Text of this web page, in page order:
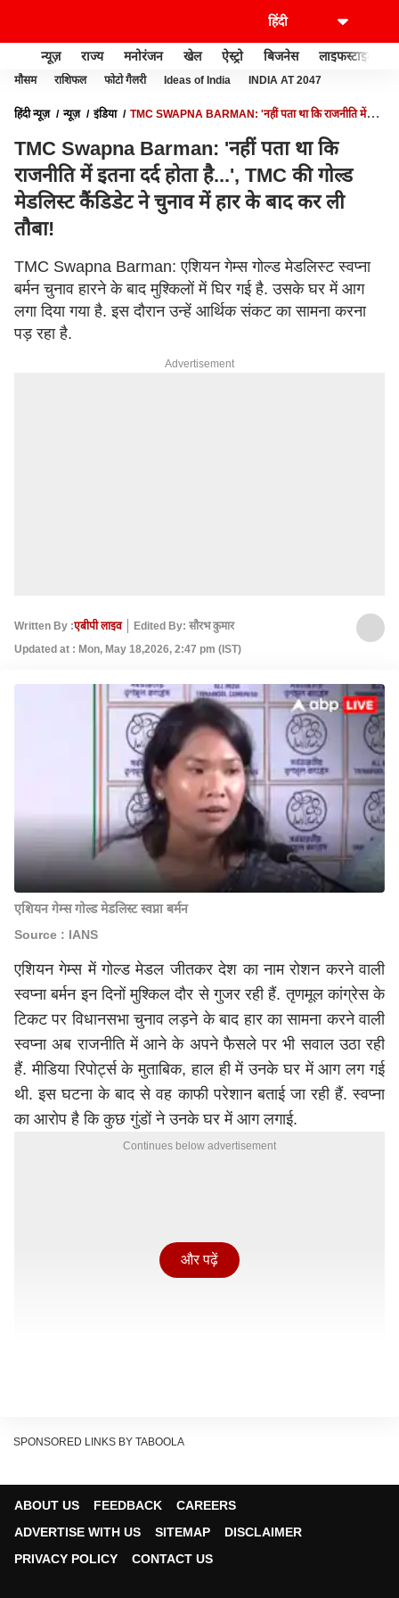
न्यूज़ राज्य मनोरंजन खेल ऐस्ट्रो बिजनेस लाइफस्टाइल
मौसम राशिफल फोटो गैलरी Ideas of India INDIA AT 2047
हिंदी न्यूज़ न्यूज़ इंडिया
TMC SWAPNA BARMAN: 'नहीं पता था कि राजनीति में
TMC Swapna Barman: 'नहीं पता था कि
राजनीति में इतना दर्द होता है...', TMC की गोल्ड
मेडलिस्ट कैंडिडेट ने चुनाव में हार के बाद कर ली
तौबा!
TMC Swapna Barman: एशियन गेम्स गोल्ड मेडलिस्ट स्वप्ना
बर्मन चुनाव हारने के बाद मुश्किलों में घिर गई है. उसके घर में आग
लगा दिया गया है. इस दौरान उन्हें आर्थिक संकट का सामना करना
पड़ रहा है.
Advertisement
Written By :एबीपी लाइव
Edited By: सौरभ कुमार
Updated at : Mon, May 18,2026, 2:47 pm (IST)
एशियन गेम्स गोल्ड मेडलिस्ट स्वप्ना बर्मन
Source : IANS
एशियन गेम्स में गोल्ड मेडल जीतकर देश का नाम रोशन करने वाली
स्वप्ना बर्मन इन दिनों मुश्किल दौर से गुजर रही हैं. तृणमूल कांग्रेस के
टिकट पर विधानसभा चुनाव लड़ने के बाद हार का सामना करने वाली
स्वप्ना अब राजनीति में आने के अपने फैसले पर भी सवाल उठा रही
हैं. मीडिया रिपोर्ट्स के मुताबिक, हाल ही में उनके घर में आग लग गई
थी. इस घटना के बाद से वह काफी परेशान बताई जा रही हैं. स्वप्ना
का आरोप है कि कुछ गुंडों ने उनके घर में आग लगाई.
Continues below advertisement
और पढ़ें
SPONSORED LINKS BY TABOOLA
ABOUT US FEEDBACK
CAREERS
ADVERTISE WITH US
SITEMAP
DISCLAIMER
PRIVACY POLICY
CONTACT US